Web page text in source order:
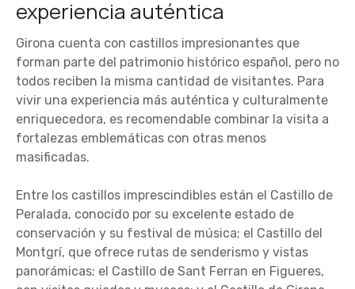
experiencia auténtica
Girona cuenta con castillos impresionantes que
forman parte del patrimonio histórico español, pero no
todos reciben la misma cantidad de visitantes. Para
vivir una experiencia más auténtica y culturalmente
enriquecedora, es recomendable combinar la visita a
fortalezas emblemáticas con otras menos
masificadas.
Entre los castillos imprescindibles están el Castillo de
Peralada, conocido por su excelente estado de
conservación y su festival de música; el Castillo del
Montgrí, que ofrece rutas de senderismo y vistas
panorámicas; el Castillo de Sant Ferran en Figueres,